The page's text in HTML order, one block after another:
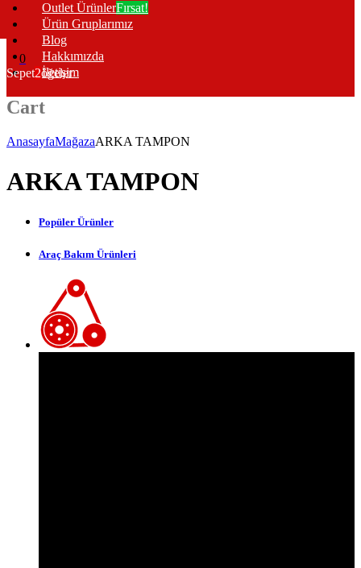
Outlet ÜrünlerFırsat!
Ürün Gruplarımız
Blog
Hakkımızda
İletişim
0
Sepet2öğeler
Cart
AnasayfaMağazaARKA TAMPON
ARKA TAMPON
Popüler Ürünler
Araç Bakım Ürünleri